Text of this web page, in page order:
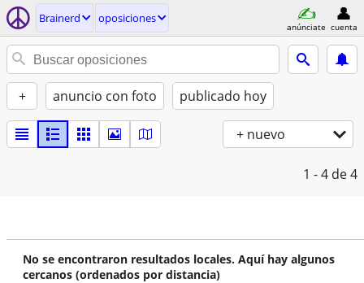
Brainerd oposiciones
anúnciate cuenta
+ anuncio con foto publicado hoy
+ nuevo
1 - 4 de 4
No se encontraron resultados locales. Aquí hay algunos
cercanos (ordenados por distancia)